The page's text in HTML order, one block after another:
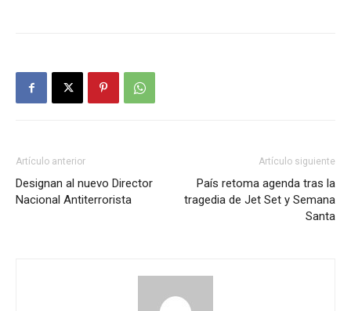
Artículo anterior
Designan al nuevo Director
Nacional Antiterrorista
Artículo siguiente
País retoma agenda tras la
tragedia de Jet Set y Semana
Santa